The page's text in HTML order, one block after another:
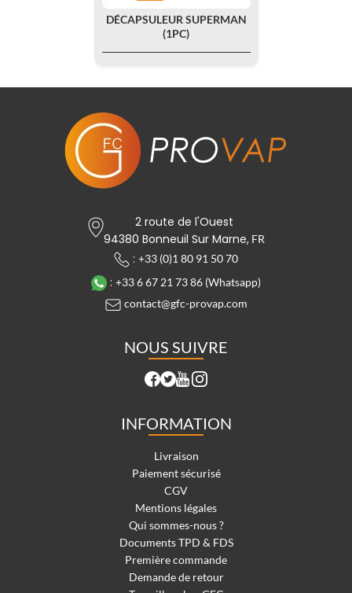
DÉCAPSULEUR SUPERMAN
(1PC)
2 route de l'Ouest
94380 Bonneuil Sur Marne,FR
: +33 (0)1 80 91 50 70
: +33 6 67 21 73 86 (Whatsapp)
contact@gfc-provap.com
NOUS SUIVRE
INFORMATION
Livraison
Paiement sécurisé
CGV
Mentions légales
Qui sommes-nous ?
Documents TPD & FDS
Première commande
Demande de retour